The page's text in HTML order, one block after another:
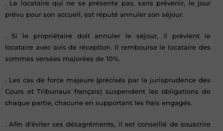
. Le locataire qui ne se présente pas, sans prévenir, le jour
prévu pour son accueil, est réputé annuler son séjour.
. Si le propriétaire doit annuler le séjour, il prévient le
locataire avec avis de réception. Il rembourse le locataire des
sommes versées majorées de 10%.
. Les cas de force majeure (précisés par la jurisprudence des
Cours et Tribunaux français) suspendent les obligations de
chaque partie, chacune en supportant les frais engagés.
. Afin d’éviter ces désagréments, il est conseillé de souscrire